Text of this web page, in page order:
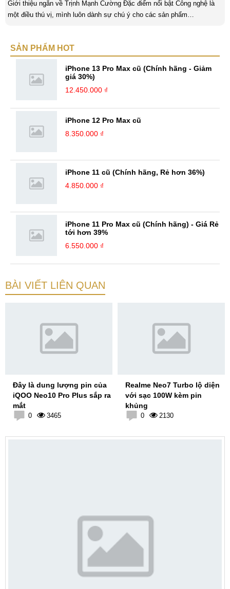
Giới thiệu ngắn về Trịnh Mạnh Cường Đặc điểm nổi bật Công nghệ là
một điều thú vị, mình luôn dành sự chú ý cho các sản phẩm
hiểu biết mới mẻ và thú vị. Tinh thần tự giác và sự chuyên nghiệp là
SẢN PHẨM HOT
iPhone 13 Pro Max cũ (Chính hãng - Giảm
giá 30%)
12.450.000 ₫
iPhone 12 Pro Max cũ
8.350.000 ₫
iPhone 11 cũ (Chính hãng, Rẻ hơn 36%)
4.850.000 ₫
iPhone 11 Pro Max cũ (Chính hãng) - Giá Rẻ
tới hơn 39%
6.550.000 ₫
BÀI VIẾT LIÊN QUAN
Đây là dung lượng pin của
iQOO Neo10 Pro Plus sắp ra
mắt
0 3465
Realme Neo7 Turbo lộ diện
với sạc 100W kèm pin
khủng
0 2130